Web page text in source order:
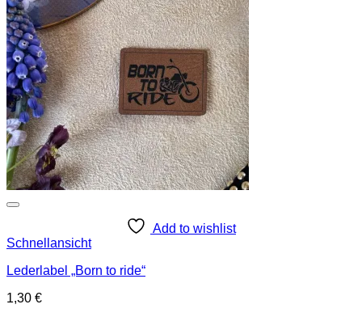
Add to wishlist
Schnellansicht
Lederlabel „Born to ride“
1,30 €